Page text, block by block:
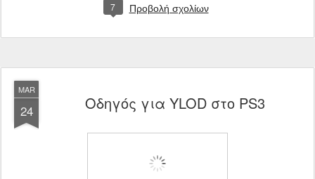
7 Προβολή σχολίων
MAR
24 Οδηγός για YLOD στο PS3